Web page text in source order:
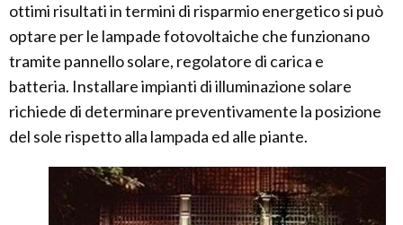
ottimi risultati in termini di risparmio energetico si può
optare per le lampade fotovoltaiche che funzionano
tramite pannello solare, regolatore di carica e
batteria. Installare impianti di illuminazione solare
richiede di determinare preventivamente la posizione
del sole rispetto alla lampada ed alle piante.